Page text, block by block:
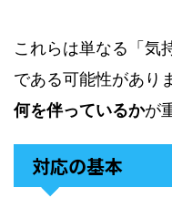
これらは単なる「気
である可能性があり
何を伴っているかが
対応の基本